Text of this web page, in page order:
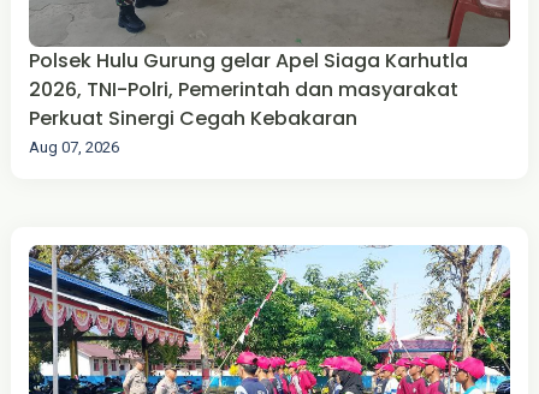
Polsek Hulu Gurung gelar Apel Siaga Karhutla
2026, TNI-Polri, Pemerintah dan masyarakat
Perkuat Sinergi Cegah Kebakaran
Aug 07, 2026